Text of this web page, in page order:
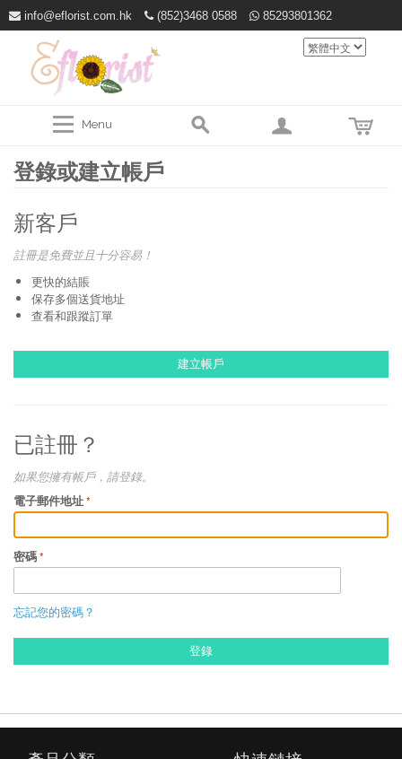
info@eflorist.com.hk (852)3468 0588 85293801362
Menu
登錄或建立帳戶
新客戶
註冊是免費並且十分容易！
更快的結賬
保存多個送貨地址
查看和跟蹤訂單
建立帳戶
已註冊？
如果您擁有帳戶，請登錄。
電子郵件地址
密碼
忘記您的密碼？
登錄